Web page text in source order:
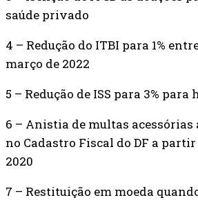
saúde privado
4 – Redução do ITBI para 1%
março de 2022
5 – Redução de ISS para 3%
6 – Anistia de multas acessórias
no Cadastro Fiscal do DF a partir
2020
7 – Restituição em moeda